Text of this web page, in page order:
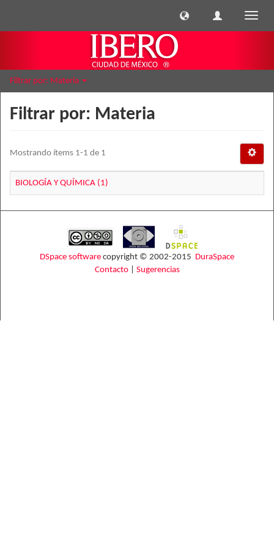
Filtrar por: Materia
Filtrar por: Materia
Mostrando ítems 1-1 de 1
BIOLOGÍA Y QUÍMICA (1)
DSpace software copyright © 2002-2015 DuraSpace
Contacto| Sugerencias